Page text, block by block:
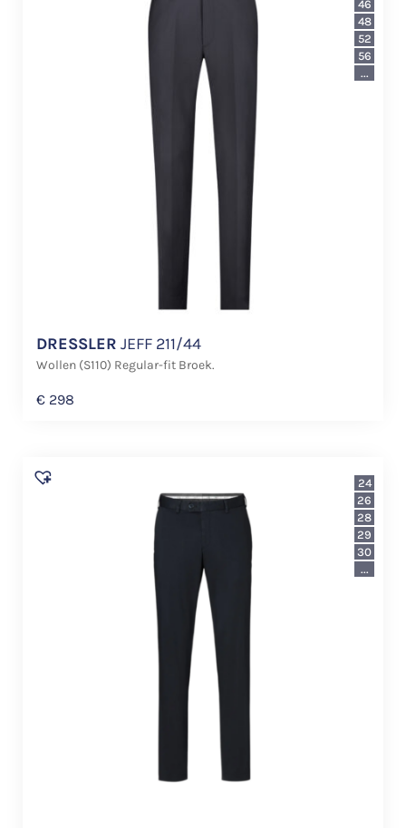
DRESSLER JEFF 211/44
Wollen (S110) Regular-fit Broek.
€ 298
46
48
52
56
...
24
26
28
29
30
...